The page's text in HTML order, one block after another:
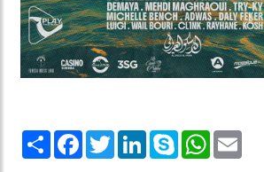
Share Facebook
TwitterLinkedInSkype WhatsApp